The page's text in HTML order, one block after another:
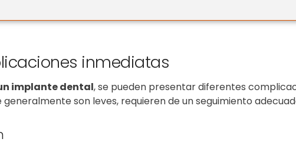
inmediatas
implante dental, se pueden presentar diferentes
son leves, requieren de un seguimiento